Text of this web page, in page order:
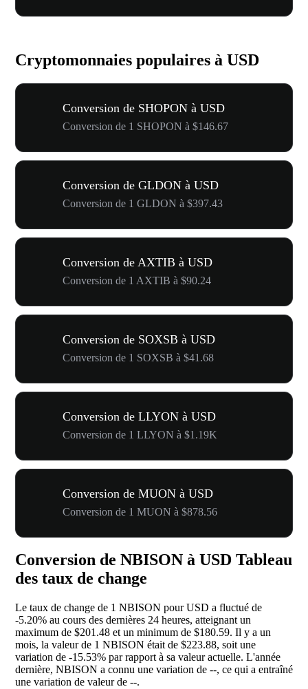
Cryptomonnaies populaires à USD
Conversion de SHOPON à USD
Conversion de 1 SHOPON à $146.67
Conversion de GLDON à USD
Conversion de 1 GLDON à $397.43
Conversion de AXTIB à USD
Conversion de 1 AXTIB à $90.24
Conversion de SOXSB à USD
Conversion de 1 SOXSB à $41.68
Conversion de LLYON à USD
Conversion de 1 LLYON à $1.19K
Conversion de MUON à USD
Conversion de 1 MUON à $878.56
Conversion de NBISON à USD Tableau
des taux de change
Le taux de change de 1 NBISON pour USD a fluctué de
-5.20% au cours des dernières 24 heures, atteignant un
maximum de $201.48 et un minimum de $180.59. Il y a un
mois, la valeur de 1 NBISON était de $223.88, soit une
variation de -15.53% par rapport à sa valeur actuelle. L'année
dernière, NBISON a connu une variation de --, ce qui a entraîné
une variation de valeur de --.